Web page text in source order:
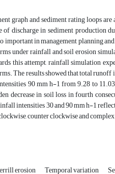
graph and sediment rating loops
discharge in sediment production
important in management planning
under rainfall and soil erosion
this attempt, rainfall simulation
The results showed that total
90 mm h-1 from 9.28 to
decrease in soil loss in fourth
intensities 30 and 90 mm h-1
counter clockwise and
erosion Temporal variation